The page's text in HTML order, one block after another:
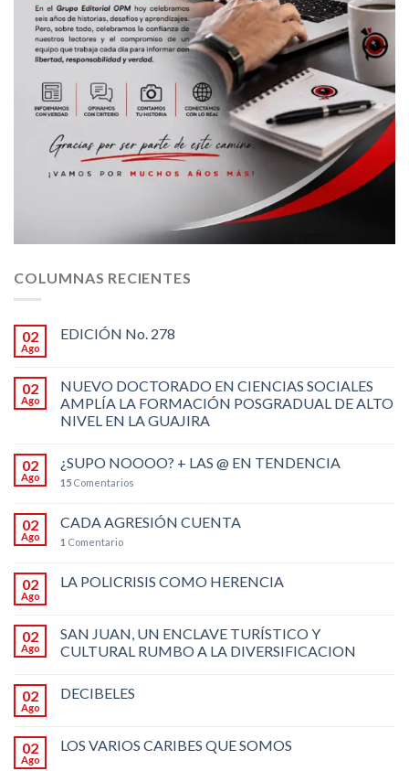
COLUMNAS RECIENTES
02
Ago
EDICIÓN No. 278
02
Ago
NUEVO DOCTORADO EN CIENCIAS SOCIALES
AMPLÍA LA FORMACIÓN POSGRADUAL DE ALTO
NIVEL EN LA GUAJIRA
02
Ago
¿SUPO NOOOO? + LAS @ EN TENDENCIA
15 Comentarios
02
Ago
CADA AGRESIÓN CUENTA
1 Comentario
02
Ago
LA POLICRISIS COMO HERENCIA
02
Ago
SAN JUAN, UN ENCLAVE TURÍSTICO Y
CULTURAL RUMBO A LA DIVERSIFICACION
02
Ago
DECIBELES
02
Ago
LOS VARIOS CARIBES QUE SOMOS